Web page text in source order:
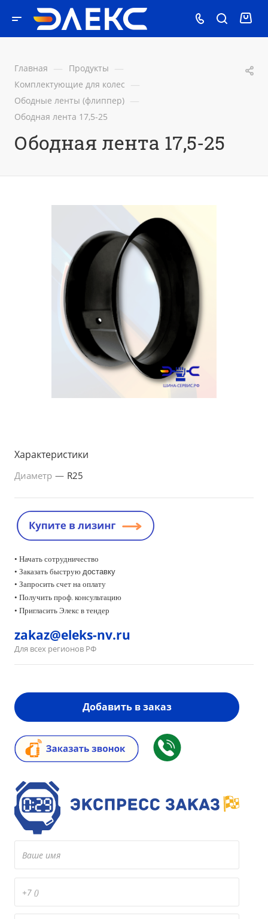
Главная — Продукты —
Комплектующие для колес —
Ободные ленты (флиппер) —
Ободная лента 17,5-25
Ободная лента 17,5-25
Характеристики
Диаметр — R25
• Начать сотрудничество
• Заказать быструю доставку
• Запросить счет на оплату
• Получить проф. консультацию
• Пригласить Элекс в тендер
zakaz@eleks-nv.ru
Для всех регионов РФ
Добавить в заказ